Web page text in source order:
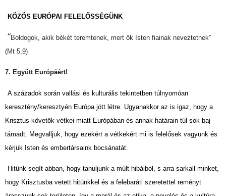
KÖZÖS EURÓPAI FELELŐSSÉGÜNK
“Boldogok, akik békét teremtenek, mert ők Isten fiainak neveztetnek”
(Mt 5,9)
7. Együtt Európáért!
A századok során vallási és kulturális tekintetben túlnyomóan
keresztény/keresztyén Európa jött létre. Ugyanakkor az is igaz, hogy a
Krisztus-követők vétkei miatt Európában és annak határain túl sok baj
támadt. Megvalljuk, hogy ezekért a vétkekért mi is felelősek vagyunk és
kérjük Isten és embertársaink bocsánatát.
Hitünk segít abban, hogy tanuljunk a múlt hibáiból, s arra sarkall minket,
hogy Krisztusba vetett hitünkkel és a felebaráti szeretettel reményt